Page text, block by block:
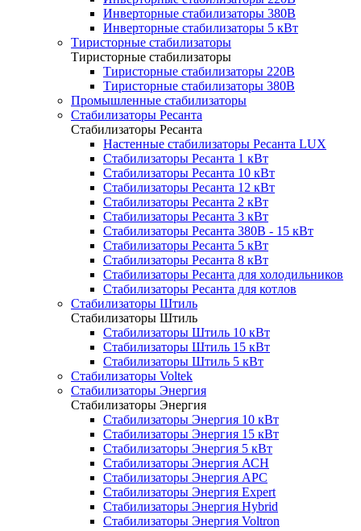
Инверторные стабилизаторы 380В
Инверторные стабилизаторы 5 кВт
Тиристорные стабилизаторы
Тиристорные стабилизаторы
Тиристорные стабилизаторы 220В
Тиристорные стабилизаторы 380В
Промышленные стабилизаторы
Стабилизаторы Ресанта
Стабилизаторы Ресанта
Настенные стабилизаторы Ресанта LUX
Стабилизаторы Ресанта 1 кВт
Стабилизаторы Ресанта 10 кВт
Стабилизаторы Ресанта 12 кВт
Стабилизаторы Ресанта 2 кВт
Стабилизаторы Ресанта 3 кВт
Стабилизаторы Ресанта 380В - 15 кВт
Стабилизаторы Ресанта 5 кВт
Стабилизаторы Ресанта 8 кВт
Стабилизаторы Ресанта для холодильников
Стабилизаторы Ресанта для котлов
Стабилизаторы Штиль
Стабилизаторы Штиль
Стабилизаторы Штиль 10 кВт
Стабилизаторы Штиль 15 кВт
Стабилизаторы Штиль 5 кВт
Стабилизаторы Voltek
Стабилизаторы Энергия
Стабилизаторы Энергия
Стабилизаторы Энергия 10 кВт
Стабилизаторы Энергия 15 кВт
Стабилизаторы Энергия 5 кВт
Стабилизаторы Энергия АСН
Стабилизаторы Энергия АРС
Стабилизаторы Энергия Expert
Стабилизаторы Энергия Hybrid
Стабилизаторы Энергия Voltron